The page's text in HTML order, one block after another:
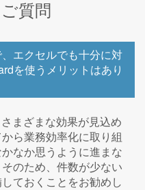
質問
エクセルでも十分に対
を使うメリットはあり
まざまな効果が見込め
ら業務効率化に取り組
なか思うように進まな
のため、件数が少ない
ておくことをお勧めし